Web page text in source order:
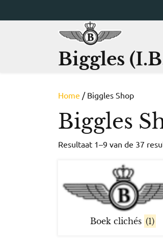
naar
Biggles
Home / Biggles Shop
Biggles
Resultaat 1–9 van de 37
Boek clichés (1)